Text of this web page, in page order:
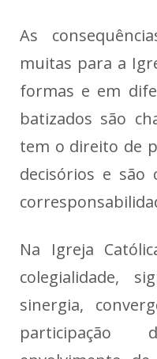
As
muitas para a
formas e em
batizados são
tem o direito de
decisórios e são
Na Igreja
colegialidade,
sinergia,